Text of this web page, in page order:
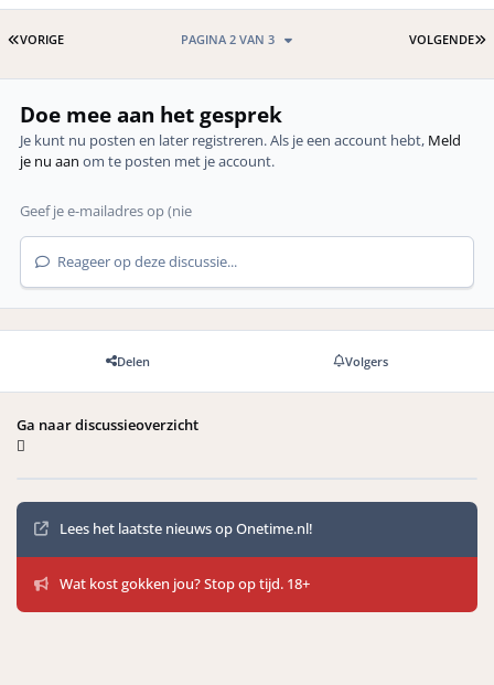
EERSTE PAGINA
VORIGE VOLGENDE
PAGINA 2 VAN 3
Doe mee aan het gesprek
Je kunt nu posten en later registreren. Als je een account hebt, Meld
je nu aan om te posten met je account.
Reageer op deze discussie...
Delen Volgers
Ga naar discussieoverzicht
Mededelingen
Lees het laatste nieuws op Onetime.nl!
Wat kost gokken jou? Stop op tijd. 18+